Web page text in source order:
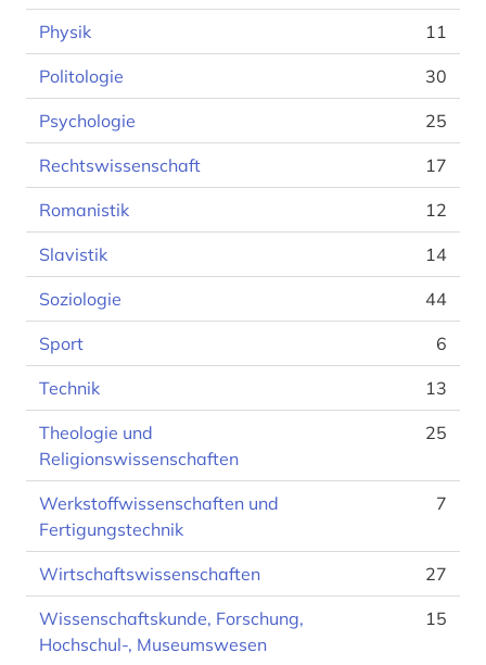
Physik 11
Politologie 30
Psychologie 25
Rechtswissenschaft 17
Romanistik 12
Slavistik 14
Soziologie 44
Sport 6
Technik 13
Theologie und
Religionswissenschaften
25
Werkstoffwissenschaften und
Fertigungstechnik
7
Wirtschaftswissenschaften 27
Wissenschaftskunde, Forschung,
Hochschul-, Museumswesen
15